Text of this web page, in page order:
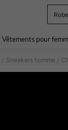
Robe
Vêtements pour
/ Sneakers homme /